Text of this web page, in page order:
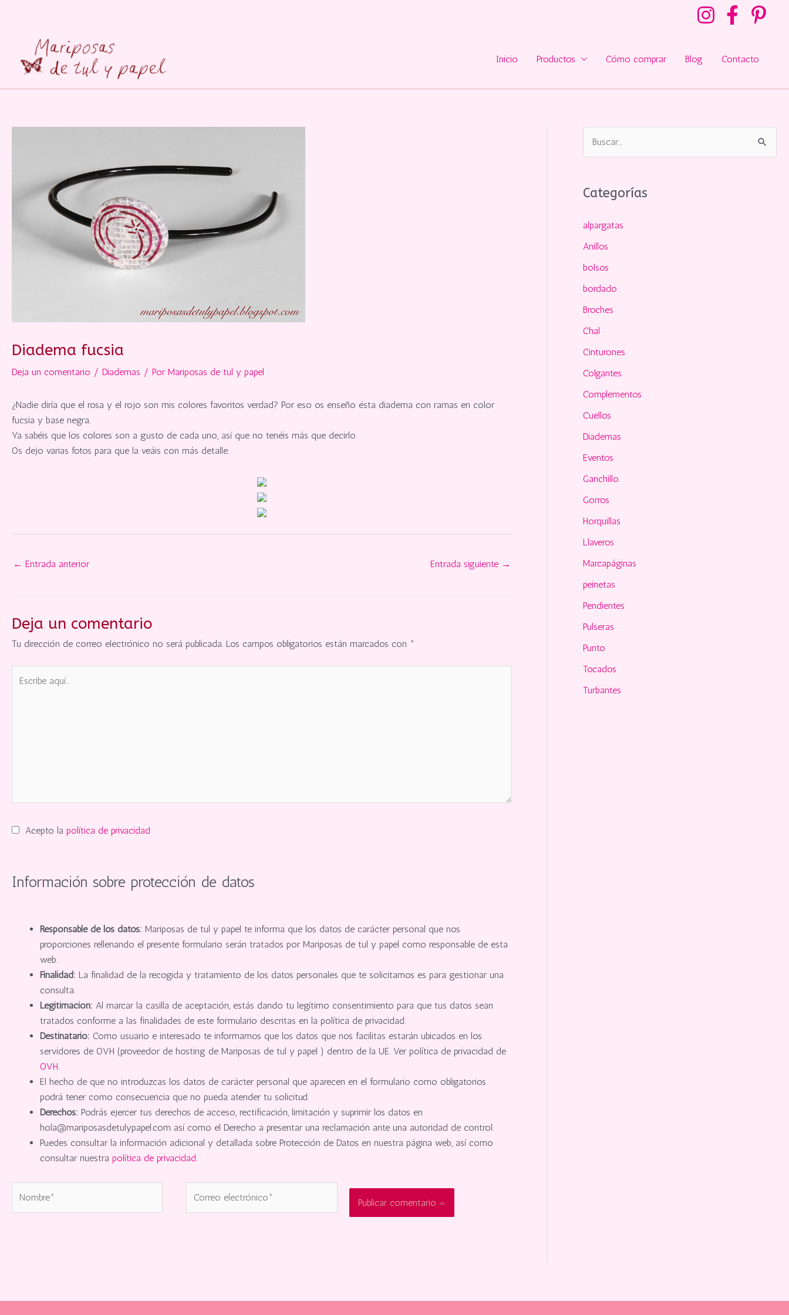
Inicio Productos Cómo comprar Blog Contacto
Diadema fucsia
Deja un comentario / Diademas / Por Mariposas de tul y papel
¿Nadie diría que el rosa y el rojo son mis colores favoritos verdad? Por eso os enseño ésta diadema con ramas en color
fucsia y base negra.
Ya sabéis que los colores son a gusto de cada uno, así que no tenéis más que decirlo.
Os dejo varias fotos para que la veáis con más detalle.
← Entrada anterior Entrada siguiente →
Deja un comentario
Tu dirección de correo electrónico no será publicada. Los campos obligatorios están marcados con *
Acepto la política de privacidad
Información sobre protección de datos
Responsable de los datos: Mariposas de tul y papel te informa que los datos de carácter personal que nos
proporciones rellenando el presente formulario serán tratados por Mariposas de tul y papel como responsable de esta
web.
Finalidad: La finalidad de la recogida y tratamiento de los datos personales que te solicitamos es para gestionar una
consulta.
Legitimación: Al marcar la casilla de aceptación, estás dando tu legítimo consentimiento para que tus datos sean
tratados conforme a las finalidades de este formulario descritas en la política de privacidad.
Destinatario: Como usuario e interesado te informamos que los datos que nos facilitas estarán ubicados en los
servidores de OVH (proveedor de hosting de Mariposas de tul y papel ) dentro de la UE. Ver política de privacidad de
OVH.
El hecho de que no introduzcas los datos de carácter personal que aparecen en el formulario como obligatorios
podrá tener como consecuencia que no pueda atender tu solicitud.
Derechos: Podrás ejercer tus derechos de acceso, rectificación, limitación y suprimir los datos en
hola@mariposasdetulypapel.com así como el Derecho a presentar una reclamación ante una autoridad de control.
Puedes consultar la información adicional y detallada sobre Protección de Datos en nuestra página web, así como
consultar nuestra política de privacidad.
electrónico*
u
c
r
p
o
r
:
Categorías
alpargatas
Anillos
bolsos
bordado
Broches
Chal
Cinturones
Colgantes
Complementos
Cuellos
Diademas
Eventos
Ganchillo
Gorros
Horquillas
Llaveros
Marcapáginas
peinetas
Pendientes
Pulseras
Punto
Tocados
Turbantes